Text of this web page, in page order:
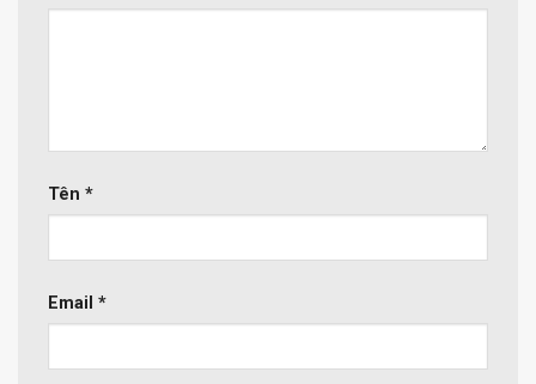
Tên *
Email *